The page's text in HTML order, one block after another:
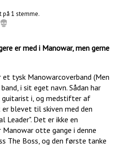
på 1 stemme.
er med i Manowar, men gerne
tysk Manowarcoverband (Men
i sit eget navn. Sådan har
guitarist i, og medstifter af
blevet til skiven med den
Det er ikke en
otte gange i denne
The Boss, og den første tanke